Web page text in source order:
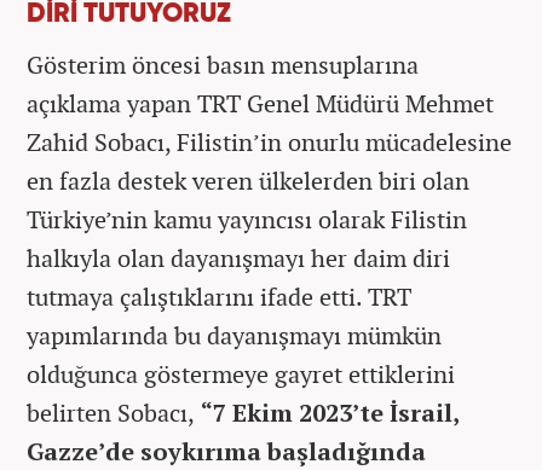
DİRİ TUTUYORUZ
Gösterim öncesi basın mensuplarına
açıklama yapan TRT Genel Müdürü Mehmet
Zahid Sobacı, Filistin’in onurlu mücadelesine
en fazla destek veren ülkelerden biri olan
Türkiye’nin kamu yayıncısı olarak Filistin
halkıyla olan dayanışmayı her daim diri
tutmaya çalıştıklarını ifade etti. TRT
yapımlarında bu dayanışmayı mümkün
olduğunca göstermeye gayret ettiklerini
belirten Sobacı, “7 Ekim 2023’te İsrail,
Gazze’de soykırıma başladığında